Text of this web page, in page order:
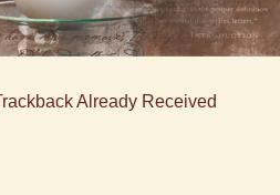
Already Received